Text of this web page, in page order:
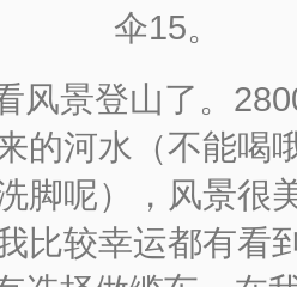
伞15。
风景登山了。
的河水（不能喝
脚呢），风景很
比较幸运都有看